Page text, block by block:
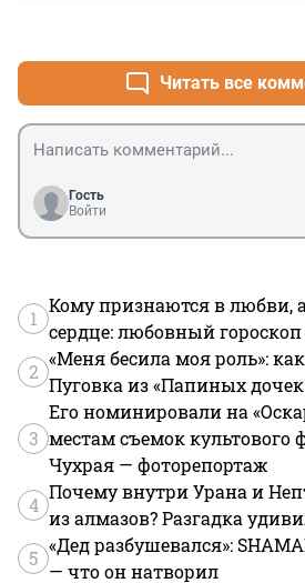
Читать все
Гость
Войти
1
Кому признаются в любви,
сердце: любовный гороскоп
2
«Меня бесила моя роль»:
Пуговка из «Папиных
3
Его номинировали на
местам съемок культового
Чухрая — фоторепортаж
4
Почему внутри Урана и
из алмазов? Разгадка
5
«Дед разбушевался»:
— что он натворил